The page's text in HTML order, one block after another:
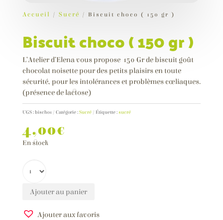
Accueil / Sucré / Biscuit choco ( 150 gr )
Biscuit choco ( 150 gr )
L’Atelier d’Elena vous propose 150 Gr de biscuit goût
chocolat noisette pour des petits plaisirs en toute
sécurité, pour les intolérances et problèmes cœliaques.
(présence de lactose)
UGS : bischo1 Catégorie :Sucré Étiquette :sucré
4,00€
En stock
Ajouter au panier
Ajouter aux favoris